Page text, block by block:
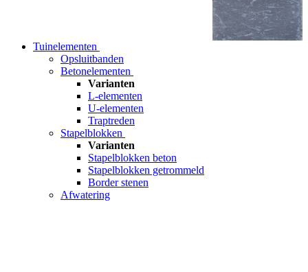
Tuinelementen
Opsluitbanden
Betonelementen
Varianten
L-elementen
U-elementen
Traptreden
Stapelblokken
Varianten
Stapelblokken beton
Stapelblokken getrommeld
Border stenen
Afwatering